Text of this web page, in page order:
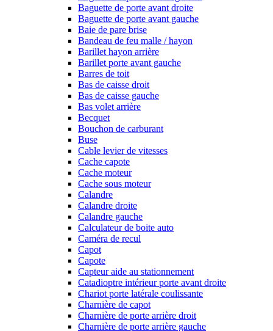
Baguette de porte avant droite
Baguette de porte avant gauche
Baie de pare brise
Bandeau de feu malle / hayon
Barillet hayon arrière
Barillet porte avant gauche
Barres de toit
Bas de caisse droit
Bas de caisse gauche
Bas volet arrière
Becquet
Bouchon de carburant
Buse
Cable levier de vitesses
Cache capote
Cache moteur
Cache sous moteur
Calandre
Calandre droite
Calandre gauche
Calculateur de boite auto
Caméra de recul
Capot
Capote
Capteur aide au stationnement
Catadioptre intérieur porte avant droite
Chariot porte latérale coulissante
Charnière de capot
Charnière de porte arrière droit
Charnière de porte arrière gauche